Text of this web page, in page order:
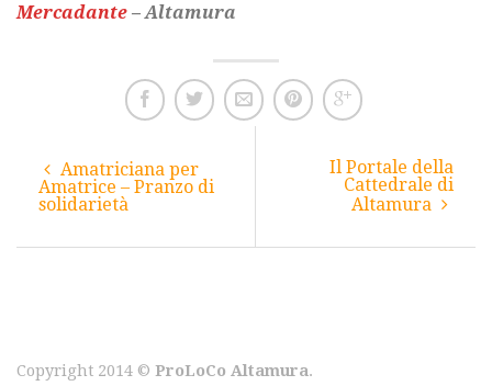
Mercadante – Altamura
Amatriciana per
Amatrice – Pranzo di
solidarietà
Il Portale della
Cattedrale di
Altamura
Copyright 2014 © ProLoCo Altamura.